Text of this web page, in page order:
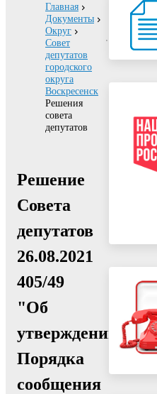
Главная
Документы
Округ
Совет
депутатов
городского
округа
Воскресенск
Решения
совета
депутатов
Решение
Совета
депутатов
26.08.2021
405/49
"Об
утверждении
Порядка
сообщения